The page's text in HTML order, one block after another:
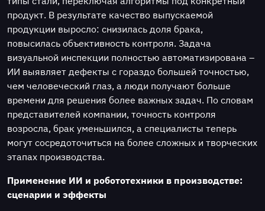
продукт. В результате качество выпускаемой
продукции выросло: снизилась доля брака,
повысилась объективность контроля. Задача
визуальной инспекции полностью автоматизирована –
ИИ выявляет дефекты с гораздо большей точностью,
чем человеческий глаз, а люди получают больше
времени для решения более важных задач. По словам
представителей компании, точность контроля
возросла, брак уменьшился, а специалисты теперь
могут сосредоточиться на более сложных и творческих
этапах производства.
Применение ИИ и робототехники в производстве:
сценарии и эффекты